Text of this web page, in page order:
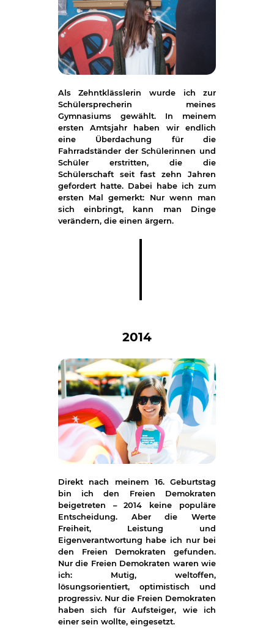
Als Zehntklässlerin wurde ich zur
Schülersprecherin meines
Gymnasiums gewählt. In meinem
ersten Amtsjahr haben wir endlich
eine Überdachung für die
Fahrradständer der Schülerinnen und
Schüler erstritten, die die
Schülerschaft seit fast zehn Jahren
gefordert hatte. Dabei habe ich zum
ersten Mal gemerkt: Nur wenn man
sich einbringt, kann man Dinge
verändern, die einen ärgern.
2014
Direkt nach meinem 16. Geburtstag
bin ich den Freien Demokraten
beigetreten – 2014 keine populäre
Entscheidung. Aber die Werte
Freiheit, Leistung und
Eigenverantwortung habe ich nur bei
den Freien Demokraten gefunden.
Nur die Freien Demokraten waren wie
ich: Mutig, weltoffen,
lösungsorientiert, optimistisch und
progressiv. Nur die Freien Demokraten
haben sich für Aufsteiger, wie ich
einer sein wollte, eingesetzt.